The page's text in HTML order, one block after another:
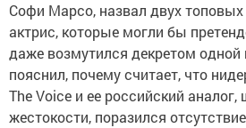
Софи Марсо, назвал двух топовых
актрис, которые могли бы
даже возмутился декретом одной
пояснил, почему считает, что
The Voice и ее российский аналог,
жестокости, поразился